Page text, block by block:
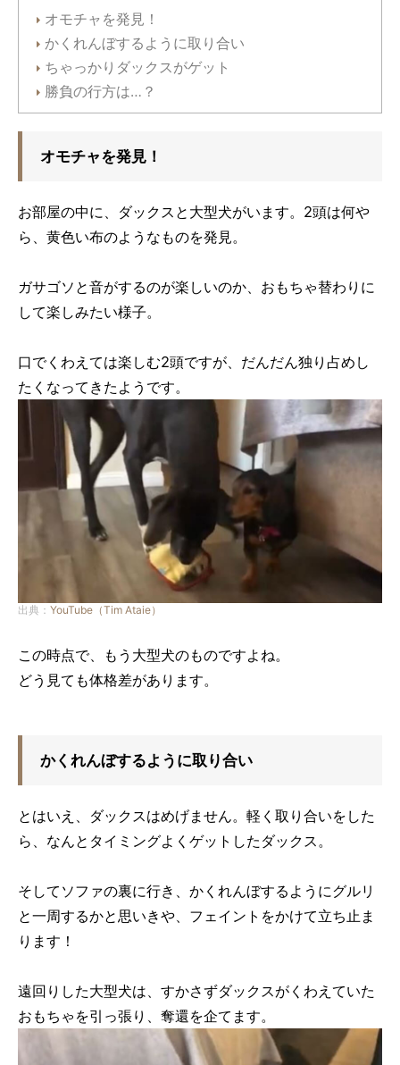
オモチャを発見！
かくれんぼするように取り合い
ちゃっかりダックスがゲット
勝負の行方は…？
オモチャを発見！
お部屋の中に、ダックスと大型犬がいます。2頭は何や
ら、黄色い布のようなものを発見。
ガサゴソと音がするのが楽しいのか、おもちゃ替わりに
して楽しみたい様子。
口でくわえては楽しむ2頭ですが、だんだん独り占めし
たくなってきたようです。
出典： YouTube（Tim Ataie）
この時点で、もう大型犬のものですよね。
どう見ても体格差があります。
かくれんぼするように取り合い
とはいえ、ダックスはめげません。軽く取り合いをした
ら、なんとタイミングよくゲットしたダックス。
そしてソファの裏に行き、かくれんぼするようにグルリ
と一周するかと思いきや、フェイントをかけて立ち止ま
ります！
遠回りした大型犬は、すかさずダックスがくわえていた
おもちゃを引っ張り、奪還を企てます。